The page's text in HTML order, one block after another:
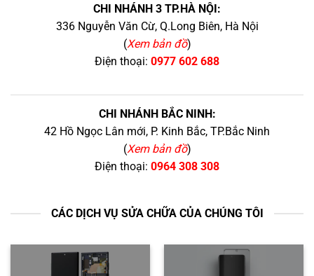
CHI NHÁNH 3 TP.HÀ NỘI:
336 Nguyễn Văn Cừ, Q.Long Biên, Hà Nội
(Xem bản đồ)
Điện thoại: 0977 602 688
CHI NHÁNH BẮC NINH:
42 Hồ Ngọc Lân mới, P. Kinh Bắc, TP.Bắc Ninh
(Xem bản đồ)
Điện thoại: 0964 308 308
CÁC DỊCH VỤ SỬA CHỮA CỦA CHÚNG TÔI